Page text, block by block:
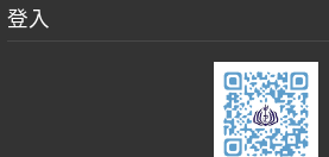
登入